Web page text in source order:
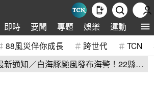
即時 要聞 專題 娛樂 運動 全球
88風災伴你成長 跨世代 TCN
新通知／白海豚颱風發布海警！22縣市